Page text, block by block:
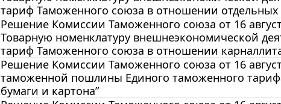
тариф Таможенного союза в отношении
Решение Комиссии Таможенного союза от 16
Товарную номенклатуру внешнеэкономической
тариф Таможенного союза в отношении
Решение Комиссии Таможенного союза от 16
таможенной пошлины Единого таможенного
бумаги и картона”